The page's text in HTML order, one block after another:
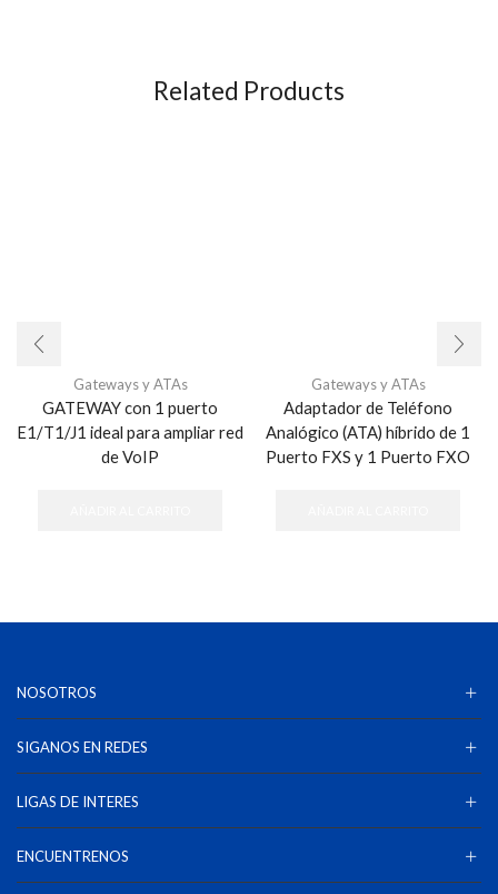
Related Products
Gateways y ATAs
GATEWAY con 1 puerto
E1/T1/J1 ideal para ampliar red
de VoIP
Gateways y ATAs
Adaptador de Teléfono
Analógico (ATA) híbrido de 1
Puerto FXS y 1 Puerto FXO
NOSOTROS
SIGANOS EN REDES
LIGAS DE INTERES
ENCUENTRENOS